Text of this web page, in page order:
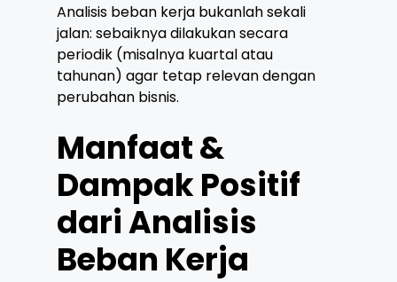
Analisis beban kerja bukanlah sekali
jalan: sebaiknya dilakukan secara
periodik (misalnya kuartal atau
tahunan) agar tetap relevan dengan
perubahan bisnis.
Manfaat &
Dampak Positif
dari Analisis
Beban Kerja